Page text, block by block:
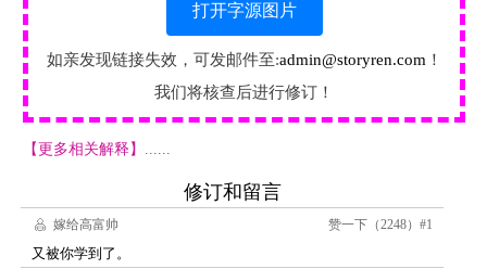
打开字源图片
如亲发现链接失效，可发邮件至:admin@storyren.com ！
我们将核查后进行修订！
【更多相关解释】......